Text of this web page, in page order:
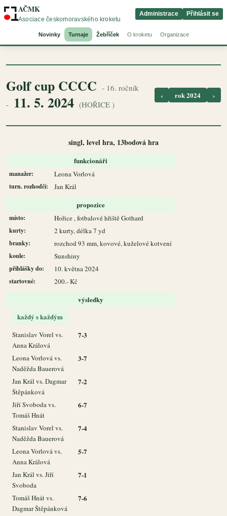
AČMK
Asociace českomoravského kroketu
Novinky Turnaje Žebříček O kroketu Organizace
Administrace Přihlásit se
Golf cup CCCC - 16. ročník
- 11. 5. 2024 (HOŘICE )
‹ rok 2024 ›
singl, level hra, 13bodová hra
funkcionáři
manažer: Leona Vorlová
turn. rozhodčí: Jan Král
propozice
místo: Hořice , fotbalové hřiště Gothard
kurty: 2 kurty, délka 7 yd
branky: rozchod 93 mm, kovové, kuželové kotvení
koule: Sunshiny
přihlášky do: 10. května 2024
startovné: 200.- Kč
výsledky
každý s každým
Stanislav Vorel vs.
Anna Králová
7-3
Leona Vorlová vs.
Naděžda Bauerová
3-7
Jan Král vs. Dagmar
Štěpánková
7-2
Jiří Svoboda vs.
Tomáš Hnát
6-7
Stanislav Vorel vs.
Naděžda Bauerová
7-4
Leona Vorlová vs.
Anna Králová
5-7
Jan Král vs. Jiří
Svoboda
7-1
Tomáš Hnát vs.
Dagmar Štěpánková
7-6